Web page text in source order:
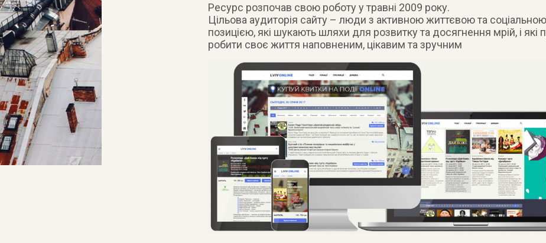
Ресурс розпочав свою роботу у травні 2009 року.
Цільова аудиторія сайту – люди з активною життєвою та соціальною
позицією, які шукають шляхи для розвитку та досягнення мрій, і які
робити своє життя наповненим, цікавим та зручним